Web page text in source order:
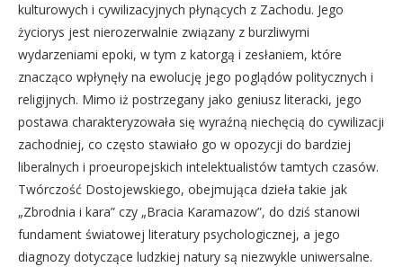
kulturowych i cywilizacyjnych płynących z Zachodu. Jego
życiorys jest nierozerwalnie związany z burzliwymi
wydarzeniami epoki, w tym z katorgą i zesłaniem, które
znacząco wpłynęły na ewolucję jego poglądów politycznych i
religijnych. Mimo iż postrzegany jako geniusz literacki, jego
postawa charakteryzowała się wyraźną niechęcią do cywilizacji
zachodniej, co często stawiało go w opozycji do bardziej
liberalnych i proeuropejskich intelektualistów tamtych czasów.
Twórczość Dostojewskiego, obejmująca dzieła takie jak
„Zbrodnia i kara” czy „Bracia Karamazow”, do dziś stanowi
fundament światowej literatury psychologicznej, a jego
diagnozy dotyczące ludzkiej natury są niezwykle uniwersalne.